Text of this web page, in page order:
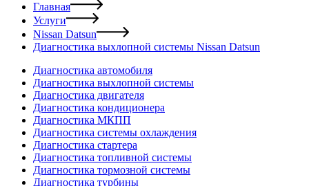
Главная
Услуги
Nissan Datsun
Диагностика выхлопной системы Nissan Datsun
Диагностика автомобиля
Диагностика выхлопной системы
Диагностика двигателя
Диагностика кондиционера
Диагностика МКПП
Диагностика системы охлаждения
Диагностика стартера
Диагностика топливной системы
Диагностика тормозной системы
Диагностика турбины